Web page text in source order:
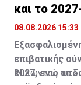
και το
συνεχίσει
08.08.2026 15:33
επιβατικής
2027, ενώ
Μιλώντας το